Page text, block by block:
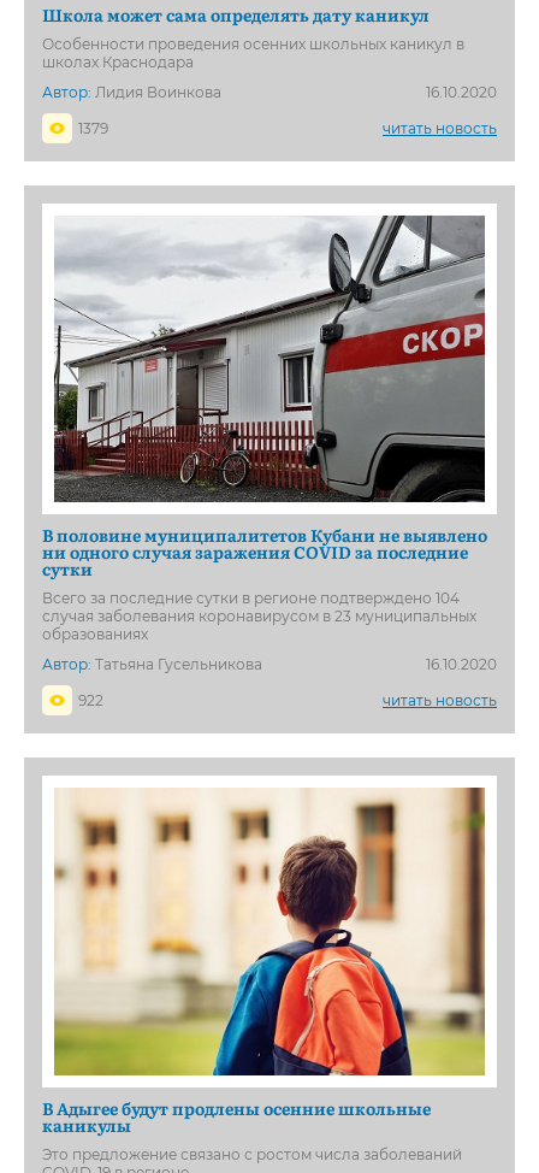
Школа может сама определять дату каникул
Особенности проведения осенних школьных каникул в
школах Краснодара
Автор: Лидия Воинкова
16.10.2020
1379
читать новость
В половине муниципалитетов Кубани не выявлено
ни одного случая заражения COVID за последние
сутки
Всего за последние сутки в регионе подтверждено 104
случая заболевания коронавирусом в 23 муниципальных
образованиях
Автор: Татьяна Гусельникова
16.10.2020
922
читать новость
В Адыгее будут продлены осенние школьные
каникулы
Это предложение связано с ростом числа заболеваний